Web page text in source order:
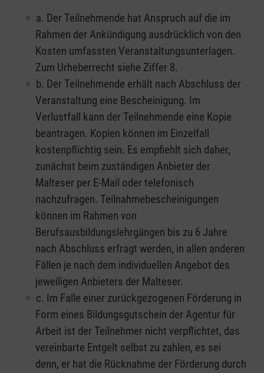
a. Der Teilnehmende hat Anspruch auf die im
Rahmen der Ankündigung ausdrücklich von den
Kosten umfassten Veranstaltungsunterlagen.
Zum Urheberrecht siehe Ziffer 8.
b. Der Teilnehmende erhält nach Abschluss der
Veranstaltung eine Bescheinigung. Im
Verlustfall kann der Teilnehmende eine Kopie
beantragen. Kopien können im Einzelfall
kostenpflichtig sein. Es empfiehlt sich daher,
zunächst beim zuständigen Anbieter der
Malteser per E-Mail oder telefonisch
nachzufragen. Teilnahmebescheinigungen
können im Rahmen von
Berufsausbildungslehrgängen bis zu 6 Jahre
nach Abschluss erfragt werden, in allen anderen
Fällen je nach dem individuellen Angebot des
jeweiligen Anbieters der Malteser.
c. Im Falle einer zurückgezogenen Förderung in
Form eines Bildungsgutschein der Agentur für
Arbeit ist der Teilnehmer nicht verpflichtet, das
vereinbarte Entgelt selbst zu zahlen, es sei
denn, er hat die Rücknahme der Förderung durch